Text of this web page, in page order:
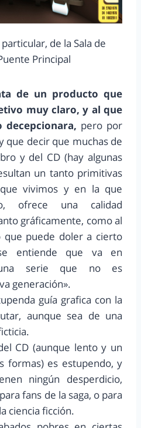
de la Sala de
Principal
de un producto que
muy claro, y al que
decepcionara, pero por
que decir que muchas de
y del CD (hay algunas
un tanto primitivas
vivimos y en la que
ofrece una calidad
gráficamente, como al
que puede doler a cierto
entiende que va en
una serie que no es
generación».
guía grafica con la
aunque sea de una
CD (aunque lento y un
formas) es estupendo, y
ningún desperdicio,
fans de la saga, o para
ciencia ficción.